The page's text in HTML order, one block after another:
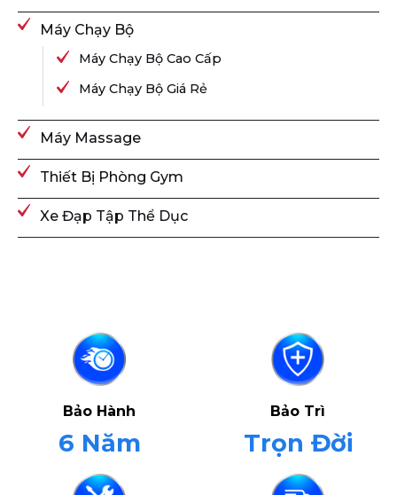
Máy Chạy Bộ
Máy Chạy Bộ Cao Cấp
Máy Chạy Bộ Giá Rẻ
Máy Massage
Thiết Bị Phòng Gym
Xe Đạp Tập Thể Dục
Bảo Hành
6 Năm
Bảo Trì
Trọn Đời